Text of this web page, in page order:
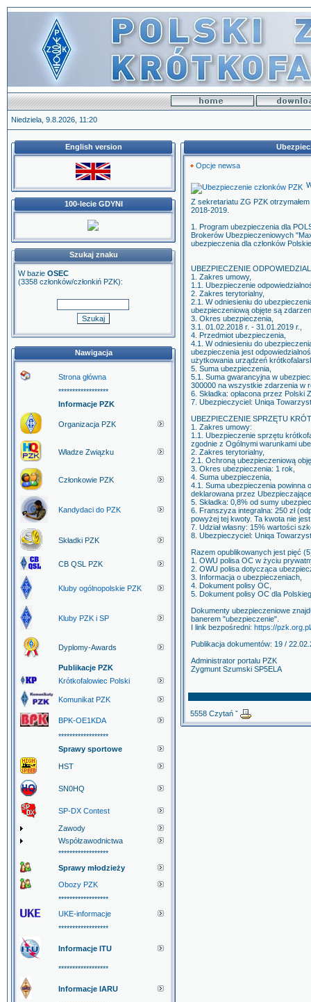
Niedziela, 9.8.2026, 11:20
English version
100-lecie GDYNI
Szukaj znaku
W bazie OSEC
(3358 członków/członkiń PZK):
Nawigacja
Strona główna
******************
Informacje PZK
Organizacja PZK
Władze Związku
Członkowie PZK
Kandydaci do PZK
Składki PZK
CB QSL PZK
Kluby ogólnopolskie PZK
Kluby PZK i SP
Dyplomy-Awards
Publikacje PZK
Krótkofalowiec Polski
Komunikat PZK
BPK-OE1KDA
******************
Sprawy sportowe
HST
SN0HQ
SP-DX Contest
Zawody
Współzawodnictwa
******************
Sprawy młodzieży
Obozy PZK
******************
UKE-informacje
******************
Informacje ITU
******************
Informacje IARU
Opcje newsa
Z sekretariatu ZG PZK
2018-2019.
1. Program ubezpieczenia dla
Brokerów Ubezpieczeniowych
ubezpieczenia dla członków
UBEZPIECZENIE
1. Zakres umowy,
1.1. Ubezpieczenie
2. Zakres terytorialny,
2.1. W odniesieniu do
ubezpieczeniową objęte są
3. Okres ubezpieczenia,
3.1. 01.02.2018 r. - 31.01.2019 r.,
4. Przedmiot ubezpieczenia,
4.1. W odniesieniu do
ubezpieczenia jest
użytkowania urządzeń
5. Suma ubezpieczenia,
5.1. Suma gwarancyjna w
300000 na wszystkie zdarzenia w
6. Składka: opłacona przez Polski
7. Ubezpieczyciel: Uniqa
UBEZPIECZENIE SPRZĘTU
1. Zakres umowy:
1.1. Ubezpieczenie sprzętu
zgodnie z Ogólnymi warunkami
2. Zakres terytorialny,
2.1. Ochroną ubezpieczeniową
3. Okres ubezpieczenia: 1 rok,
4. Suma ubezpieczenia,
4.1. Suma ubezpieczenia powinna
deklarowana przez
5. Składka: 0,8% od sumy
6. Franszyza integralna: 250 zł
powyżej tej kwoty. Ta kwota nie
7. Udział własny: 15% wartości
8. Ubezpieczyciel: Uniqa
Razem opublikowanych jest pięć
1. OWU polisa OC w życiu
2. OWU polisa dotycząca
3. Informacja o ubezpieczeniach,
4. Dokument polisy OC,
5. Dokument polisy OC dla
Dokumenty ubezpieczeniowe
banerem "ubezpieczenie".
I link bezpośredni: https://
Publikacja dokumentów: 19 /
Administrator portalu PZK
Zygmunt Szumski SP5ELA
5558 Czytań ˇ